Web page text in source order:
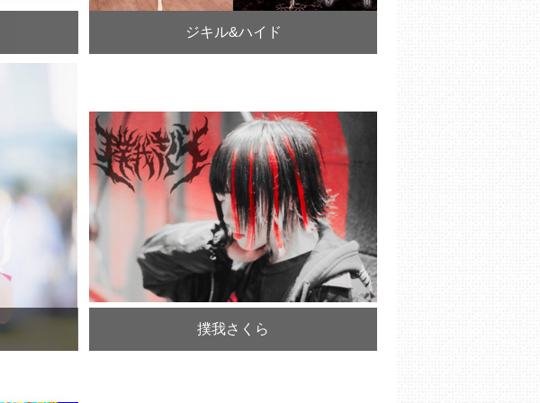
ジキル&ハイド
撲我さくら